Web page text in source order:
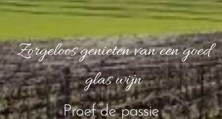
Zorgeloos genieten van een goed
glas wijn
Proef de passie